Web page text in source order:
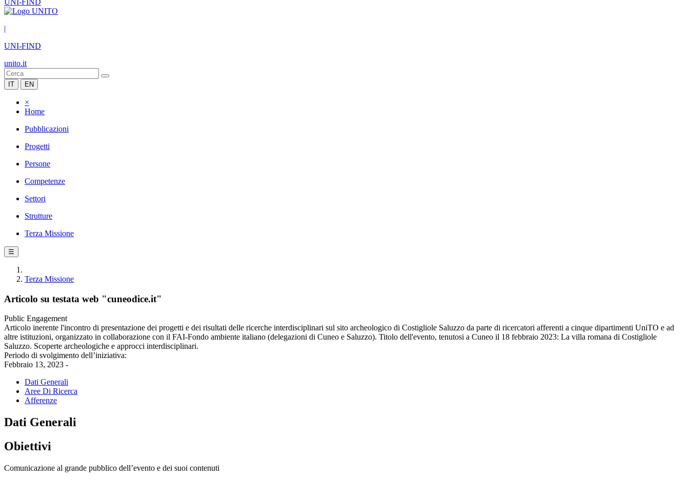
UNI-FIND
|
UNI-FIND
unito.it
IT EN
×
Home
Pubblicazioni
Progetti
Persone
Competenze
Settori
Strutture
Terza Missione
☰
Terza Missione
Articolo su testata web "cuneodice.it"
Public Engagement
Articolo inerente l'incontro di presentazione dei progetti e dei risultati delle ricerche interdisciplinari sul sito archeologico di Costigliole Saluzzo da parte di ricercatori afferenti a cinque dipartimenti UniTO e ad
altre istituzioni, organizzato in collaborazione con il FAI-Fondo ambiente italiano (delegazioni di Cuneo e Saluzzo). Titolo dell'evento, tenutosi a Cuneo il 18 febbraio 2023: La villa romana di Costigliole
Saluzzo. Scoperte archeologiche e approcci interdisciplinari.
Periodo di svolgimento dell’iniziativa:
Febbraio 13, 2023 -
Dati Generali
Aree Di Ricerca
Afferenze
Dati Generali
Obiettivi
Comunicazione al grande pubblico dell’evento e dei suoi contenuti